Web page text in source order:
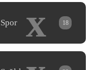
x
Spor 18